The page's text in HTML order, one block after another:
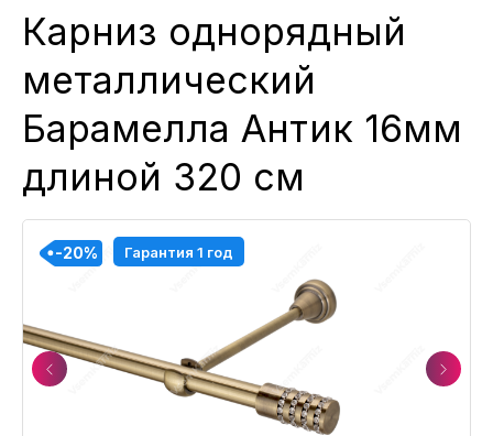
Карниз однорядный
металлический
Барамелла Антик 16мм
длиной 320 см
Previous
-20% Гарантия 1 год
-20%
-20%
-20%
-20%
-20%
-20%
-20%
-20%
Next